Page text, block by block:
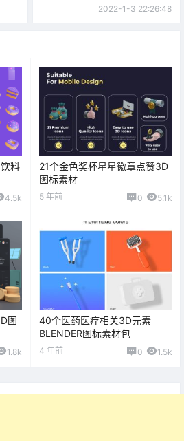
2022-1-3 22:26:48
料
4.5k
21个金色奖杯星星徽章点赞3D
图标素材
5 年前 0 5.1k
图
1.8k
40个医药医疗相关3D元素
BLENDER图标素材包
4 年前 0 1.5k